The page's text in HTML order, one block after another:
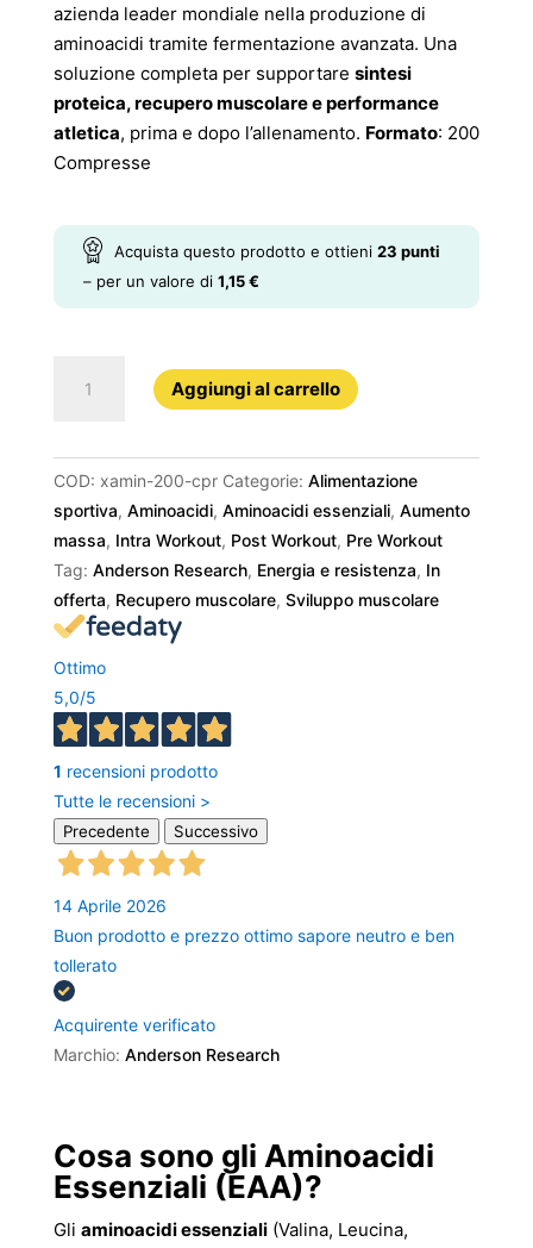
azienda leader mondiale nella produzione di
aminoacidi tramite fermentazione avanzata. Una
soluzione completa per supportare sintesi
proteica, recupero muscolare e performance
atletica, prima e dopo l’allenamento. Formato: 200
Compresse
Acquista questo prodotto e ottieni 23 punti
– per un valore di 1,15€
quantità
Aggiungi al carrello
COD: xamin-200-cpr Categorie: Alimentazione
sportiva, Aminoacidi, Aminoacidi essenziali, Aumento
massa, Intra Workout, Post Workout, Pre Workout
Tag: Anderson Research, Energia e resistenza, In
offerta, Recupero muscolare, Sviluppo muscolare
Ottimo
5,0/5
1 recensioni prodotto
Tutte le recensioni >
Precedente Successivo
14 Aprile 2026
Buon prodotto e prezzo ottimo sapore neutro e ben
tollerato
Acquirente verificato
Marchio: Anderson Research
Cosa sono gli Aminoacidi
Essenziali (EAA)?
Gli aminoacidi essenziali(Valina, Leucina,